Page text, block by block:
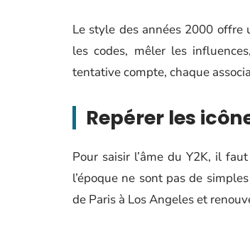
Le style des années 2000 offre
les codes, mêler les
tentative compte, chaque
Repérer les
Pour saisir l’âme du Y2K, il
l’époque ne sont pas de
de Paris à Los Angeles et